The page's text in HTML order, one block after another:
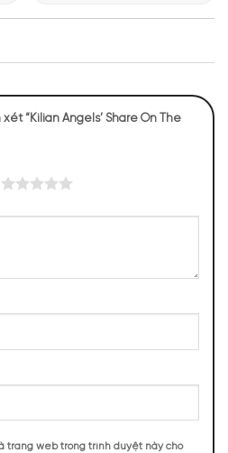
71 (7,05%) 61 (6,06%)
“Kilian Angels’ Share On The
trang web trong trình duyệt này cho